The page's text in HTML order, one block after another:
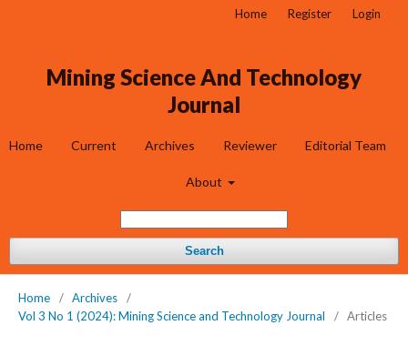
Mining Science And Technology
Journal
Home Current Archives Reviewer Editorial Team
About
Search
Home Register Login
Home / Archives
/
Vol 3 No 1 (2024): Mining Science and Technology Journal
/ Articles